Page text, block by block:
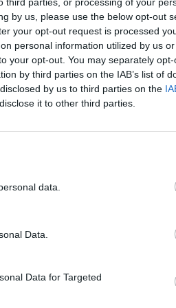
by us, please use the below opt-out
your opt-out request is processed
personal information utilized by us
your opt-out. You may separately
by third parties on the IAB’s list of
by us to third parties on the
it to other third parties.
data.
Data.
Data for Targeted
et Libreville
troisième de ces
compétition.
Sud 3
0
pt, Soudan 0 pt